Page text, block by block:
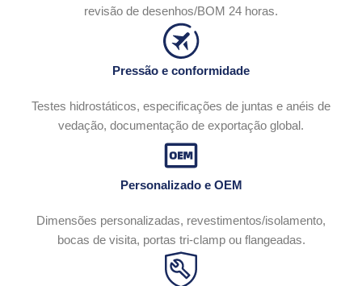
revisão de desenhos/BOM 24 horas.
Pressão e conformidade
Testes hidrostáticos, especificações de juntas e anéis de
vedação, documentação de exportação global.
Personalizado e OEM
Dimensões personalizadas, revestimentos/isolamento,
bocas de visita, portas tri-clamp ou flangeadas.